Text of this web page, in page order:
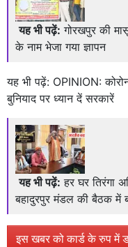
यह भी पढ़ें: गोरखपुर की
के नाम भेजा गया ज्ञापन
यह भी पढ़ें: OPINION:
बुनियाद पर ध्यान दें सरकारें
यह भी पढ़ें: हर घर तिरंगा
बहादुरपुर मंडल की बैठक में
इस खबर को कार्ड के रुप में